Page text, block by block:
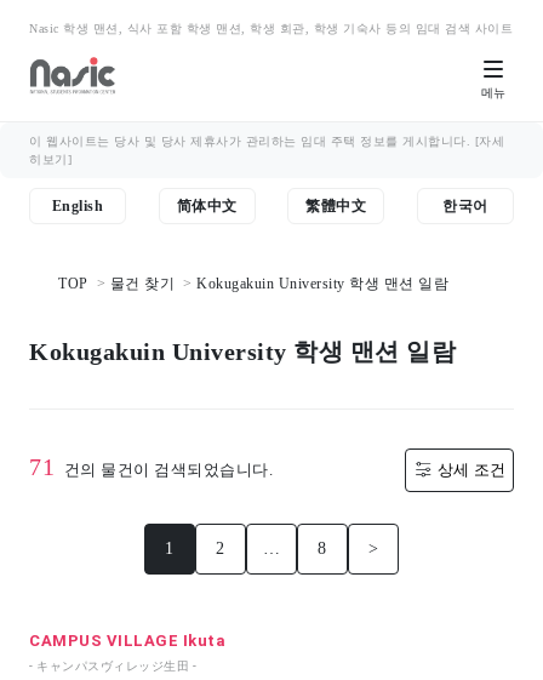
Nasic 학생 맨션, 식사 포함 학생 맨션, 학생 회관, 학생 기숙사 등의 임대 검색 사이트
메뉴
이 웹사이트는 당사 및 당사 제휴사가 관리하는 임대 주택 정보를 게시합니다. [자세
히보기]
English 简体中文 繁體中文 한국어
TOP 물건 찾기 Kokugakuin University 학생 맨션 일람
Kokugakuin University 학생 맨션 일람
71 건의 물건이 검색되었습니다. 상세 조건
1 2 … 8 >
CAMPUS VILLAGE Ikuta
- キャンパスヴィレッジ生田 -